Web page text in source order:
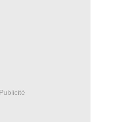
Publicité